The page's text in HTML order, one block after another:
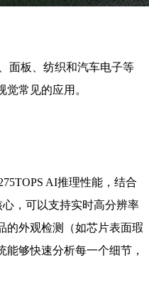
面板、纺织和汽车电子等
常见的应用。
AI推理性能，结合
心，可以支持实时高分辨率
的外观检测（如芯片表面瑕
够快速分析每一个细节，